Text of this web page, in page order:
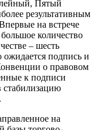
Пятый
результативным
на встрече
большое количество
– шесть
подпись и
о правовом
к подписи
стабилизацию
на